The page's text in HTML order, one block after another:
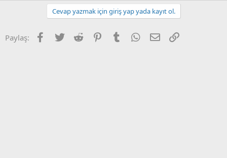
Cevap yazmak için giriş yap yada kayıt ol.
Paylaş: Facebook
Twitter Reddit PinterestTumblr WhatsApp
E-posta